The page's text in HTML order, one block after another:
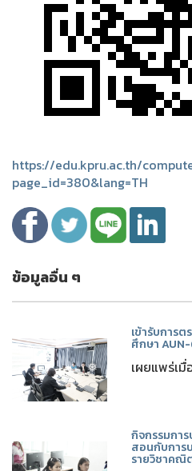
https://edu.kpru.ac.th/
page_id=380&lang=TH
ข้อมูลอื่น ๆ
เข้ารับการ
ศึกษา
เผยแพร่เ
กิจกรรมกา
สอนกับการ
รายวิชาคณิ
❅